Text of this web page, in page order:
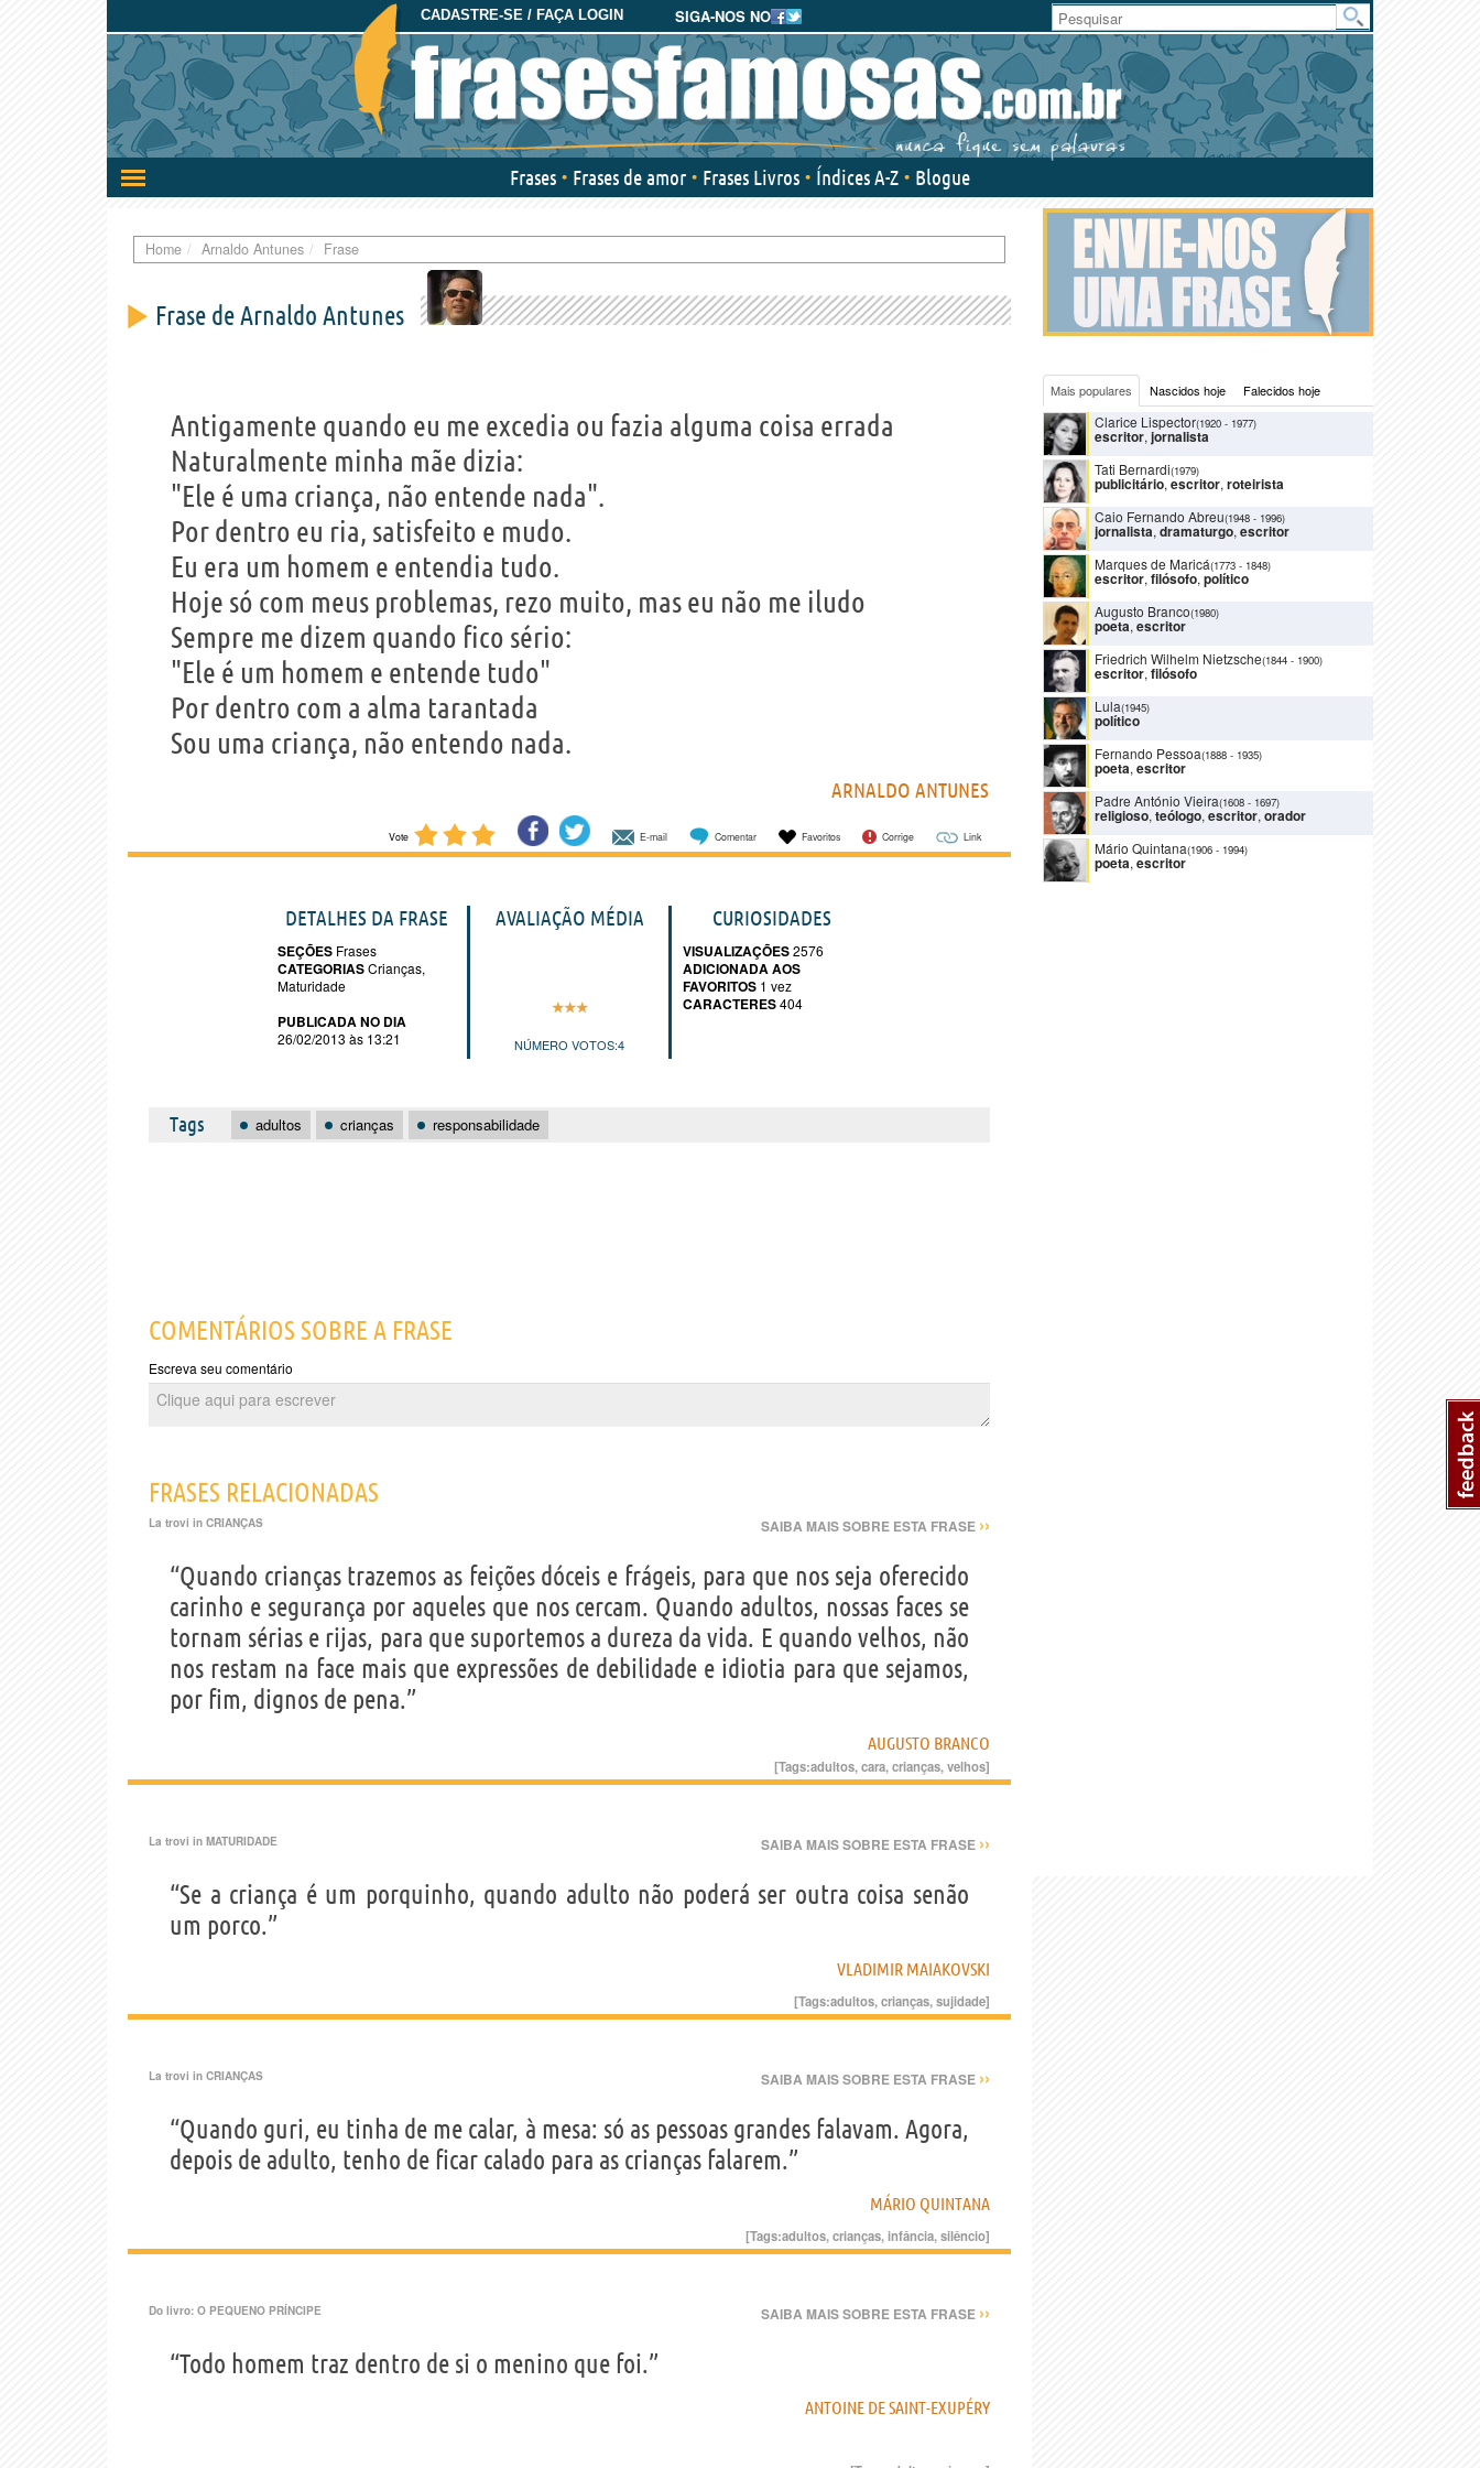
SIGA-NOS NO
CADASTRE-SE / FAÇA LOGIN
Ativar/desativar
a
Área
do
Usuário
Frases Frases de amor Frases Livros Índices A-Z Blogue
Home Arnaldo Antunes Frase
Frase de Arnaldo Antunes
Antigamente quando eu me excedia ou fazia alguma coisa errada
Naturalmente minha mãe dizia:
"Ele é uma criança, não entende nada".
Por dentro eu ria, satisfeito e mudo.
Eu era um homem e entendia tudo.
Hoje só com meus problemas, rezo muito, mas eu não me iludo
Sempre me dizem quando fico sério:
"Ele é um homem e entende tudo"
Por dentro com a alma tarantada
Sou uma criança, não entendo nada.
ARNALDO ANTUNES
Vote E-mail Comentar Favoritos Corrige Link
DETALHES DA FRASE
SEÇÕES Frases
CATEGORIASCrianças,
Maturidade
PUBLICADA NO DIA
26/02/2013 às 13:21
AVALIAÇÃO MÉDIA
NÚMERO VOTOS:4
CURIOSIDADES
VISUALIZAÇÕES2576
ADICIONADA AOS
FAVORITOS 1 vez
CARACTERES404
Tags adultos crianças responsabilidade
COMENTÁRIOS SOBRE A FRASE
Escreva seu comentário
FRASES RELACIONADAS
La trovi in CRIANÇAS SAIBA MAIS SOBRE ESTA FRASE ››
“Quando crianças trazemos as feições dóceis e frágeis, para que nos seja oferecido
carinho e segurança por aqueles que nos cercam. Quando adultos, nossas faces se
tornam sérias e rijas, para que suportemos a dureza da vida. E quando velhos, não
nos restam na face mais que expressões de debilidade e idiotia para que sejamos,
por fim, dignos de pena.”
AUGUSTO BRANCO
[Tags:adultos,cara,crianças,velhos]
La trovi in MATURIDADE SAIBA MAIS SOBRE ESTA FRASE ››
“Se a criança é um porquinho, quando adulto não poderá ser outra coisa senão
um porco.”
VLADIMIR MAIAKOVSKI
[Tags:adultos,crianças,sujidade]
La trovi in CRIANÇAS SAIBA MAIS SOBRE ESTA FRASE ››
“Quando guri, eu tinha de me calar, à mesa: só as pessoas grandes falavam. Agora,
depois de adulto, tenho de ficar calado para as crianças falarem.”
MÁRIO QUINTANA
[Tags:adultos,crianças,infância,silêncio]
Do livro: O PEQUENO PRÍNCIPE SAIBA MAIS SOBRE ESTA FRASE ››
“Todo homem traz dentro de si o menino que foi.”
ANTOINE DE SAINT-EXUPÉRY
Mais populares Nascidos hoje Falecidos hoje
Clarice Lispector(1920 - 1977)
escritor, jornalista
Tati Bernardi(1979)
publicitário, escritor, roteirista
Caio Fernando Abreu(1948 - 1996)
jornalista, dramaturgo, escritor
Marques de Maricá(1773 - 1848)
escritor, filósofo, político
Augusto Branco(1980)
poeta, escritor
Friedrich Wilhelm Nietzsche(1844 - 1900)
escritor, filósofo
Lula(1945)
político
Fernando Pessoa(1888 - 1935)
poeta, escritor
Padre António Vieira(1608 - 1697)
religioso, teólogo, escritor, orador
Mário Quintana(1906 - 1994)
poeta, escritor